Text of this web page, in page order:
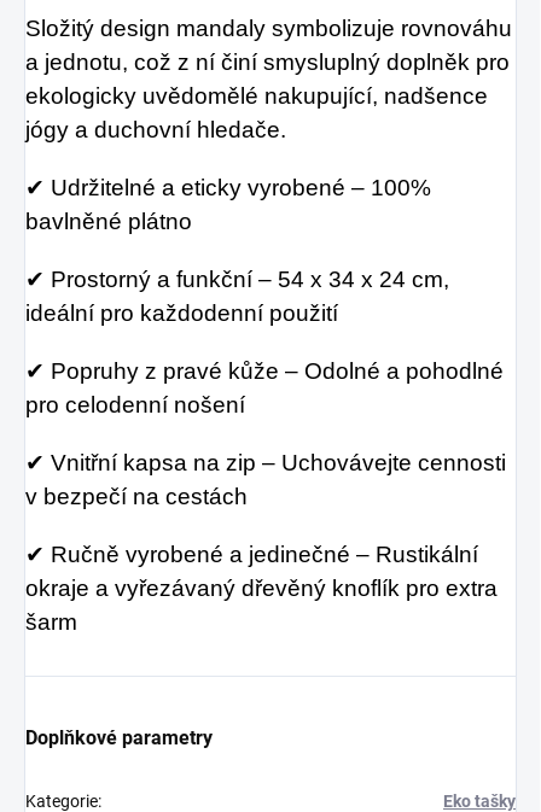
Složitý design mandaly symbolizuje rovnováhu
a jednotu, což z ní činí smysluplný doplněk pro
ekologicky uvědomělé nakupující, nadšence
jógy a duchovní hledače.
✔ Udržitelné a eticky vyrobené – 100%
bavlněné plátno
✔ Prostorný a funkční – 54 x 34 x 24 cm,
ideální pro každodenní použití
✔ Popruhy z pravé kůže – Odolné a pohodlné
pro celodenní nošení
✔ Vnitřní kapsa na zip – Uchovávejte cennosti
v bezpečí na cestách
✔ Ručně vyrobené a jedinečné – Rustikální
okraje a vyřezávaný dřevěný knoflík pro extra
šarm
Doplňkové parametry
Kategorie: Eko tašky